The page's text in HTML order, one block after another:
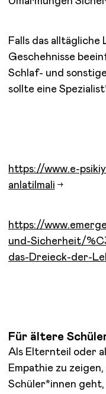
Falls das alltägliche
Geschehnisse
Schlaf- und
sollte eine
https://www.e-
anlatilmali
https://
und-Sicherheit/
das-Dreieck-der-
Für ältere
Als Elternteil oder
Empathie zu
Schüler*innen geht,